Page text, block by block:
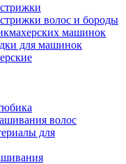
волос и бороды
машинок
для машинок
волос
для